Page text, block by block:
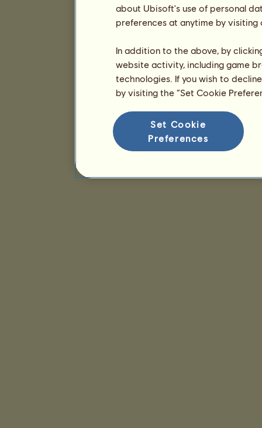
about Ubisoft's use of personal
preferences at anytime by
In addition to the above, by
website activity, including game
technologies. If you wish to
by visiting the “Set Cookie
Set Cookie
Preferences